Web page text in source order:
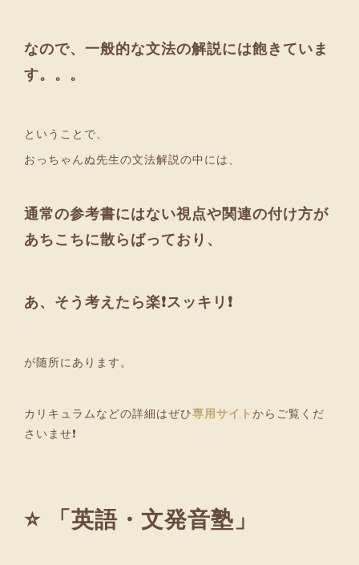
なので、一般的な文法の解説には飽きていま
す。。。
ということで、
おっちゃんぬ先生の文法解説の中には、
通常の参考書にはない視点や関連の付け方が
あちこちに散らばっており、
あ、そう考えたら楽❗スッキリ❗
が随所にあります。
カリキュラムなどの詳細はぜひ専用サイト からご覧くだ
さいませ❗
⭐ 「英語・文発音塾」